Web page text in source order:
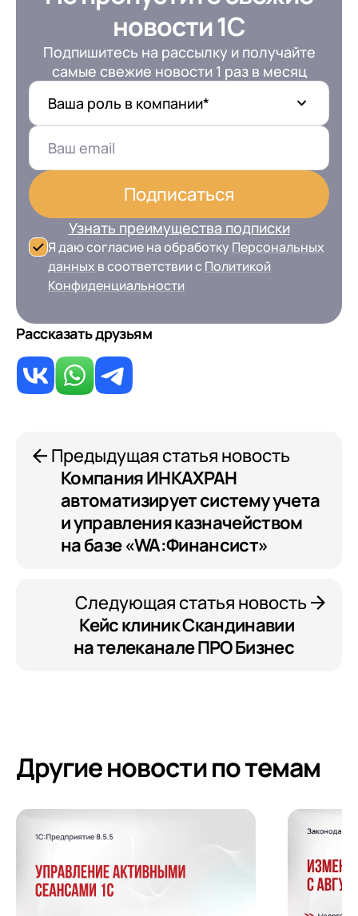
новости 1С
Подпишитесь на рассылку и получайте
самые свежие новости 1 раз в месяц
Ваша роль в компании*
Подписаться
Узнать преимущества подписки
Я даю согласие на обработку Персональных
данных в соответствии сПолитикой
Конфиденциальности
Рассказать друзьям
Предыдущая статья новость
Компания ИНКАХРАН
автоматизирует систему учета
и управления казначейством
на базе «WA:Финансист»
Следующая статья новость
Кейс клиник Скандинавии
на телеканале ПРО Бизнес
Другие новости по темам
Я даю согласие на обработку
Персональных
в соответствии сПолитикой
Конфиденциальности
Номер телефона
Отправить
Я даю согласие на обработкуПерсональных
данныхв соответствии с
+7 Номер телефона
Отправить
Я даю согласие на обработку
Персональных
в соответствии с
Конфиденциальности
Перейти в корзину
Продолжить покупки